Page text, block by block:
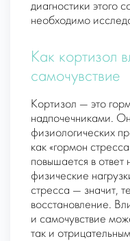
диагностики этого
необходимо
Как кортизол
самочувствие
Кортизол — это
надпочечниками.
физиологических
как «гормон
повышается в ответ
физические
стресса — значит,
восстановление.
и самочувствие
так и